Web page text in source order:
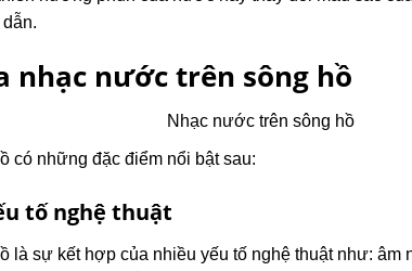
nhạc nước trên sông hồ
có những đặc điểm nổi bật sau:
tố nghệ thuật
là sự kết hợp của nhiều yếu tố nghệ thuật như: âm